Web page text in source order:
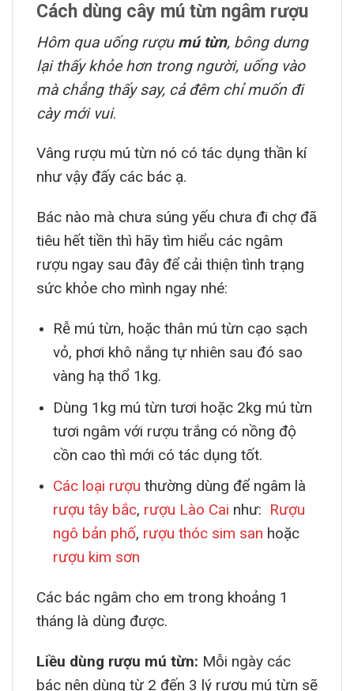
Cách dùng cây mú từn ngâm rượu
Hôm qua uống rượu mú từn, bông dưng
lại thấy khỏe hơn trong người, uống vào
mà chẳng thấy say, cả đêm chỉ muốn đi
cày mới vui.
Vâng rượu mú từn nó có tác dụng thần kí
như vậy đấy các bác ạ.
Bác nào mà chưa súng yếu chưa đi chợ đã
tiêu hết tiền thì hãy tìm hiểu các ngâm
rượu ngay sau đây để cải thiện tình trạng
sức khỏe cho mình ngay nhé:
Rễ mú từn, hoặc thân mú từn cạo sạch
vỏ, phơi khô nắng tự nhiên sau đó sao
vàng hạ thổ 1kg.
Dùng 1kg mú từn tươi hoặc 2kg mú từn
tươi ngâm với rượu trắng có nồng độ
cồn cao thì mới có tác dụng tốt.
Các loại rượu thường dùng để ngâm là
rượu tây bắc, rượu Lào Cai như: Rượu
ngô bản phố, rượu thóc sim san hoặc
rượu kim sơn
Các bác ngâm cho em trong khoảng 1
tháng là dùng được.
Liều dùng rượu mú từn: Mỗi ngày các
bác nên dùng từ 2 đến 3 lý rượu mú từn sẽ